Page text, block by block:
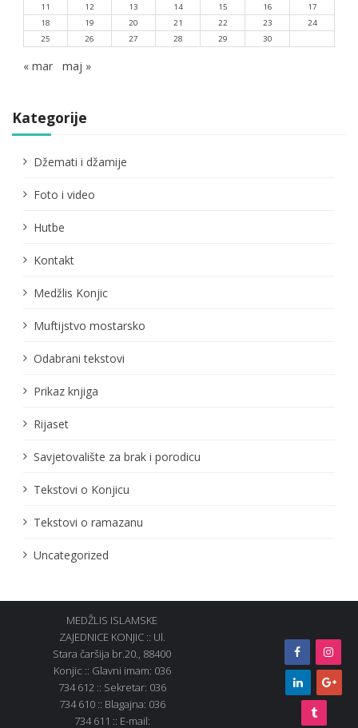
11
12 13 14 15 16
17
18
19 20 21 22 23
24
25
26 27 28 29 30
« mar maj »
Kategorije
Džemati i džamije
Foto i video
Hutbe
Kontakt
Medžlis Konjic
Muftijstvo mostarsko
Odabrani tekstovi
Prikaz knjiga
Rijaset
Savjetovalište za brak i porodicu
Tekstovi o Konjicu
Tekstovi o ramazanu
Uncategorized
MEDŽLIS ISLAMSKE
ZAJEDNICE KONJIC :: Ul.
Stara čaršija br.20., 88400
Konjic :: Glavni imam: 036
734 612 :: Sekretar: 036
734 610 :: Blagajna: 036
734 611 :: E-mail: